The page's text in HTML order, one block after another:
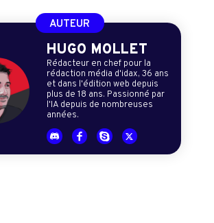
AUTEUR
HUGO MOLLET
Rédacteur en chef pour la
rédaction média d'idax, 36 ans
et dans l'édition web depuis
plus de 18 ans. Passionné par
l'IA depuis de nombreuses
années.